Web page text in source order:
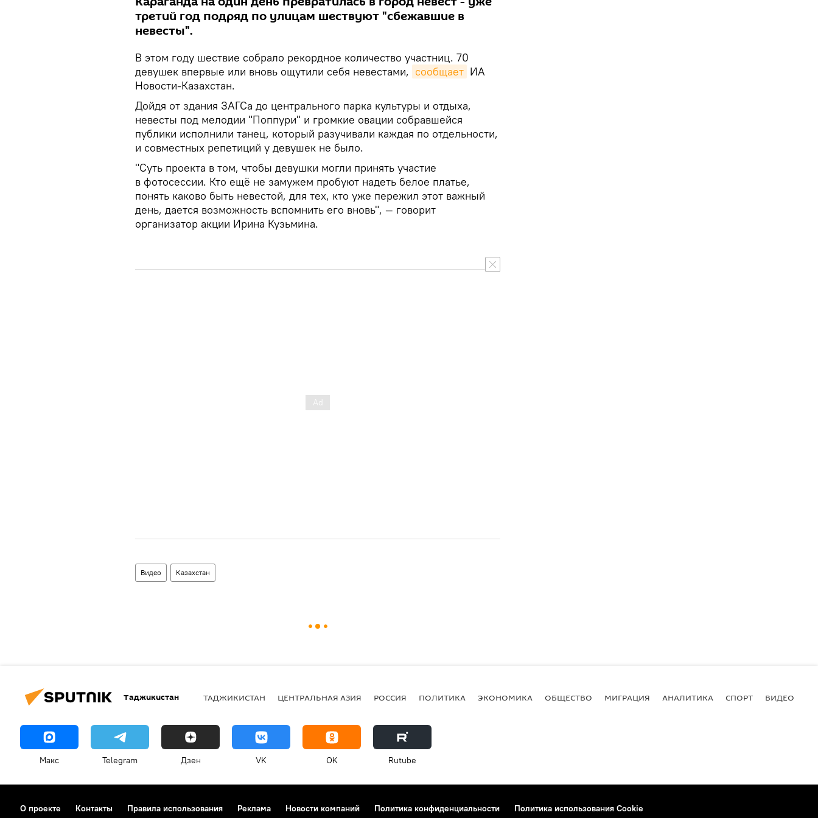
третий год подряд по улицам шествуют "сбежавшие в
невесты".
В этом году шествие собрало рекордное количество участниц. 70
девушек впервые или вновь ощутили себя невестами, сообщает ИА
Новости-Казахстан.
Дойдя от здания ЗАГСа до центрального парка культуры и отдыха,
невесты под мелодии "Поппури" и громкие овации собравшейся
публики исполнили танец, который разучивали каждая по отдельности,
и совместных репетиций у девушек не было.
"Суть проекта в том, чтобы девушки могли принять участие
в фотосессии. Кто ещё не замужем пробуют надеть белое платье,
понять каково быть невестой, для тех, кто уже пережил этот важный
день, дается возможность вспомнить его вновь", — говорит
организатор акции Ирина Кузьмина.
Видео Казахстан
Таджикистан ТАДЖИКИСТАН ЦЕНТРАЛЬНАЯ АЗИЯ РОССИЯ ПОЛИТИКА ЭКОНОМИКА ОБЩЕСТВО МИГРАЦИЯ АНАЛИТИКА СПОРТ ВИДЕО
Макс Telegram Дзен VK OK Rutube
О проекте Контакты Правила использования Реклама Новости компаний Политика конфиденциальности Политика использования Cookie